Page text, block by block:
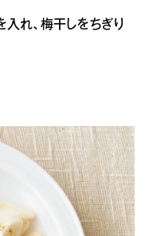
入れ、梅干しをちぎり